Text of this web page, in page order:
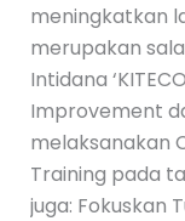
meningkatkan
merupakan
Intidana
Improvement
melaksanakan
Training pada
juga: Fokuskan